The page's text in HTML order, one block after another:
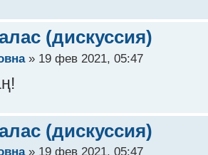
(дискуссия)
» 19 фев 2021, 05:47
(дискуссия)
» 19 фев 2021, 05:47